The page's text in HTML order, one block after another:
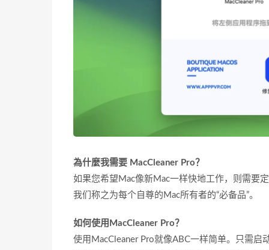
為什麼我需要 MacCleaner Pro？
如果您希望Mac像新Mac一样快地工作，则需要
我们称之为每个自尊的Mac所有者的“必备品”。
如何使用MacCleaner Pro？
使用MacCleaner Pro就像ABC一样简单。只需